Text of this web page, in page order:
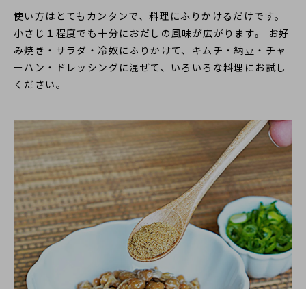
使い方はとてもカンタンで、料理にふりかけるだけです。
小さじ１程度でも十分におだしの風味が広がります。 お好
み焼き・サラダ・冷奴にふりかけて、キムチ・納豆・チャ
ーハン・ドレッシングに混ぜて、いろいろな料理にお試し
ください。